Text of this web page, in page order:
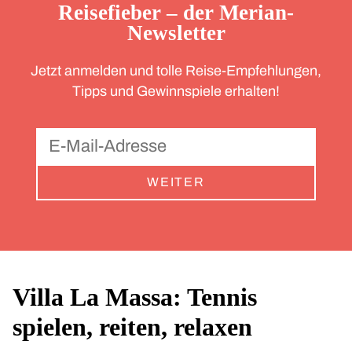
Reisefieber – der Merian-
Newsletter
Jetzt anmelden und tolle Reise-Empfehlungen,
Tipps und Gewinnspiele erhalten!
WEITER
Villa La Massa: Tennis
spielen, reiten, relaxen